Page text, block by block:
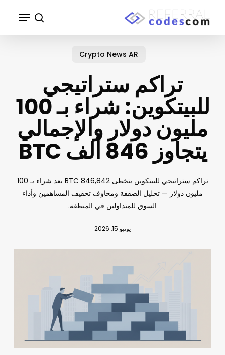
search
Menu
Crypto News AR
تراكم ستراتيجي
للبيتكوين: شراء بـ 100
مليون دولار والإجمالي
يتجاوز 846 ألف BTC
تراكم ستراتيجي للبيتكوين يتخطى 846,842 BTC بعد شراء بـ 100
مليون دولار — تحليل الصفقة ومخاوف تخفيف المساهمين وأداء
السوق للمتداولين في المنطقة.
يونيو 15, 2026